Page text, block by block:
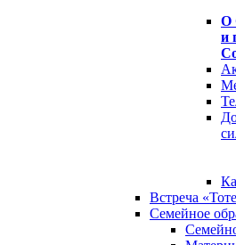
О
и
Встреча
Семейное